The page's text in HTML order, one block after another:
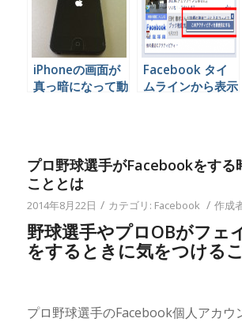
iPhoneの画面が
真っ暗になって動
Facebook タイ
ムラインから表示
プロ野球選手がFacebookをする
こととは
2014年8月22日 / カテゴリ: Facebook / 作成
野球選手やプロOBがフェ
をするときに気をつける
プロ野球選手のFacebook個人アカウ